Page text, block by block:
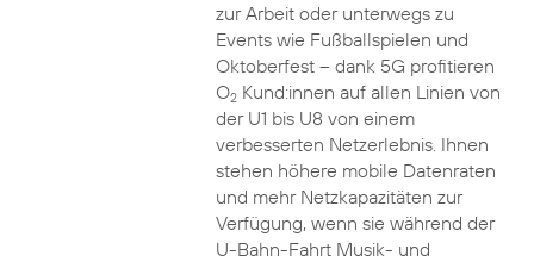
zur Arbeit oder unterwegs zu
Events wie Fußballspielen und
Oktoberfest – dank 5G profitieren
O2Kund:innen auf allen Linien von
der U1 bis U8 von einem
verbesserten Netzerlebnis. Ihnen
stehen höhere mobile Datenraten
und mehr Netzkapazitäten zur
Verfügung, wenn sie während der
U-Bahn-Fahrt Musik- und